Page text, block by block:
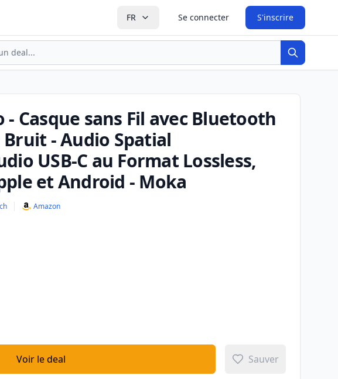
FR Se connecter S'inscrire
Recherche
- Casque sans Fil avec Bluetooth
- Audio Spatial
USB-C au Format Lossless,
et Android - Moka
Amazon
Voir le deal Sauver